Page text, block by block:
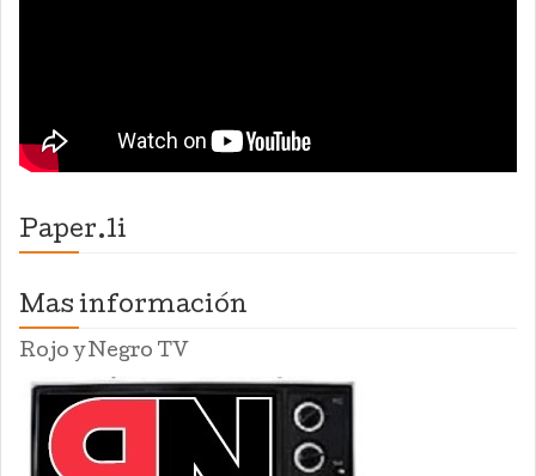
Paper.li
Mas información
Rojo y Negro TV